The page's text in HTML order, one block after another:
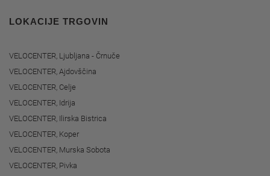
LOKACIJE TRGOVIN
VELOCENTER, Ljubljana - Črnuče
VELOCENTER, Ajdovščina
VELOCENTER, Celje
VELOCENTER, Idrija
VELOCENTER, Ilirska Bistrica
VELOCENTER, Koper
VELOCENTER, Murska Sobota
VELOCENTER, Pivka